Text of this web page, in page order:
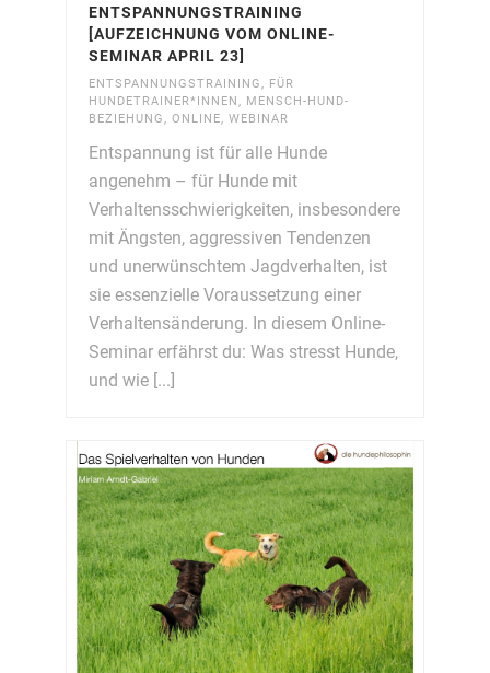
ENTSPANNUNGSTRAINING
[AUFZEICHNUNG VOM ONLINE-
SEMINAR APRIL 23]
ENTSPANNUNGSTRAINING, FÜR
HUNDETRAINER*INNEN, MENSCH-HUND-
BEZIEHUNG, ONLINE, WEBINAR
Entspannung ist für alle Hunde
angenehm – für Hunde mit
Verhaltensschwierigkeiten, insbesondere
mit Ängsten, aggressiven Tendenzen
und unerwünschtem Jagdverhalten, ist
sie essenzielle Voraussetzung einer
Verhaltensänderung. In diesem Online-
Seminar erfährst du: Was stresst Hunde,
und wie [...]